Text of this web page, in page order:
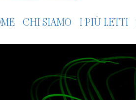
CHI SIAMO I PIÙ LETTI